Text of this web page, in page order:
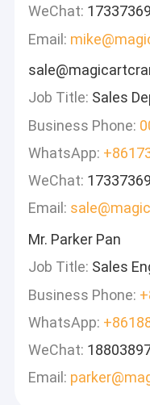
WeChat:
Email:
Job Title: Sales
Business Phone:
WhatsApp:
WeChat:
Email:
Mr. Parker Pan
Job Title: Sales
Business Phone:
WhatsApp:
WeChat:
Email: